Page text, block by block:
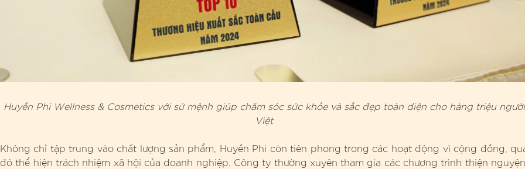
Huyền Phi Wellness & Cosmetics với sứ mệnh giúp chăm sóc sức khỏe và sắc đẹp toàn diện cho hàng triệu người
Việt
Không chỉ tập trung vào chất lượng sản phẩm, Huyền Phi còn tiên phong trong các hoạt động vì cộng đồng,
đó thể hiện trách nhiệm xã hội của doanh nghiệp. Công ty thường xuyên tham gia các chương trình thiện